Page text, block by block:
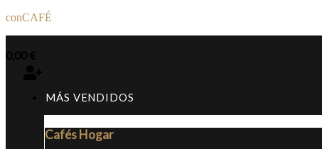
conCAFÉ
MÁS VENDIDOS
Cafés Hogar